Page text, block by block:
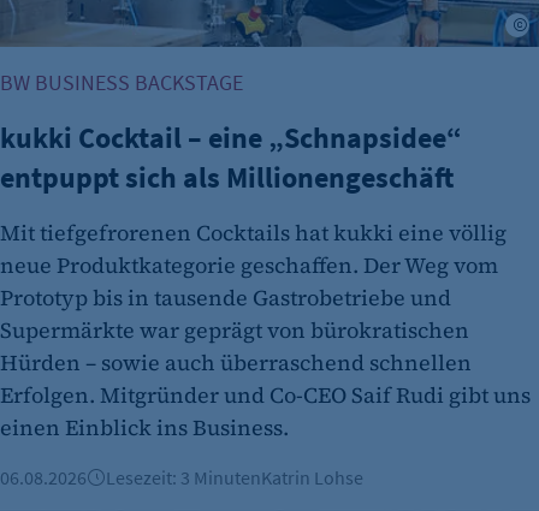
BW BUSINESS BACKSTAGE
kukki Cocktail – eine „Schnapsidee“
entpuppt sich als Millionengeschäft
Mit tiefgefrorenen Cocktails hat kukki eine völlig
neue Produktkategorie geschaffen. Der Weg vom
Prototyp bis in tausende Gastrobetriebe und
Supermärkte war geprägt von bürokratischen
Hürden – sowie auch überraschend schnellen
Erfolgen. Mitgründer und Co-CEO Saif Rudi gibt uns
einen Einblick ins Business.
06.08.2026 Lesezeit: 3 MinutenKatrin Lohse